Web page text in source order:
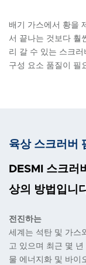
배기 가스에서 황을
서 끝나는 것보다 훨
리 갈 수 있는 스크
구성 요소 품질이 필
육상 스크러버
DESMI 스크러
상의 방법입니
전진하는
세계는 석탄 및 가스
고 있으며 최근 몇 년
물 에너지화 및 바이